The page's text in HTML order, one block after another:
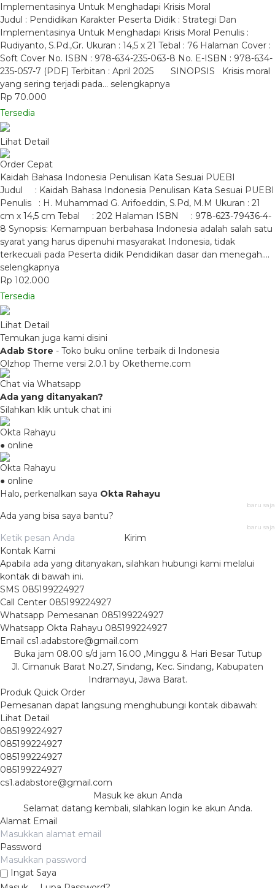
Implementasinya Untuk Menghadapi Krisis Moral
Judul : Pendidikan Karakter Peserta Didik : Strategi Dan
Implementasinya Untuk Menghadapi Krisis Moral Penulis :
Rudiyanto, S.Pd.,Gr. Ukuran : 14,5 x 21 Tebal : 76 Halaman Cover :
Soft Cover No. ISBN : 978-634-235-063-8 No. E-ISBN : 978-634-
235-057-7 (PDF) Terbitan : April 2025 SINOPSIS Krisis moral
yang sering terjadi pada… selengkapnya
Rp 70.000
Tersedia
Lihat Detail
Order Cepat
Kaidah Bahasa Indonesia Penulisan Kata Sesuai PUEBI
Judul : Kaidah Bahasa Indonesia Penulisan Kata Sesuai PUEBI
Penulis : H. Muhammad G. Arifoeddin, S.Pd, M.M Ukuran : 21
cm x 14,5 cm Tebal : 202 Halaman ISBN : 978-623-79436-4-
8 Synopsis: Kemampuan berbahasa Indonesia adalah salah satu
syarat yang harus dipenuhi masyarakat Indonesia, tidak
terkecuali pada Peserta didik Pendidikan dasar dan menegah….
selengkapnya
Rp 102.000
Tersedia
Lihat Detail
Temukan juga kami disini
Adab Store - Toko buku online terbaik di Indonesia
Olzhop Theme versi 2.0.1 by Oketheme.com
Chat via Whatsapp
Ada yang ditanyakan?
Silahkan klik untuk chat ini
Okta Rahayu
● online
Okta Rahayu
● online
Halo, perkenalkan saya Okta Rahayu
baru saja
Ada yang bisa saya bantu?
baru saja
Kirim
Kontak Kami
Apabila ada yang ditanyakan, silahkan hubungi kami melalui
kontak di bawah ini.
SMS 085199224927
Call Center 085199224927
Whatsapp Pemesanan 085199224927
Whatsapp Okta Rahayu 085199224927
Email cs1.adabstore@gmail.com
Buka jam 08.00 s/d jam 16.00 ,Minggu & Hari Besar Tutup
Jl. Cimanuk Barat No.27, Sindang, Kec. Sindang, Kabupaten
Indramayu, Jawa Barat.
Produk Quick Order
Pemesanan dapat langsung menghubungi kontak dibawah:
Lihat Detail
085199224927
085199224927
085199224927
085199224927
cs1.adabstore@gmail.com
Masuk ke akun Anda
Selamat datang kembali, silahkan login ke akun Anda.
Alamat Email
Password
Ingat Saya